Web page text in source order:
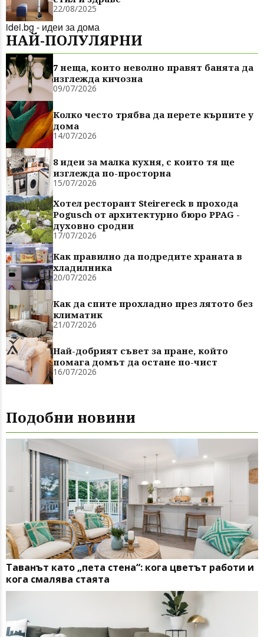
22/08/2025
idei.bg - идеи за дома
НАЙ-ПОЛУЛЯРНИ
7 неща, които неволно правят банята да
изглежда кичозна
09/07/2026
Колко често трябва да перете кърпите у
дома
14/07/2026
8 идеи за малка кухня, с които тя ще
изглежда по-просторна
15/07/2026
Хотел ресторант Steirereck в прохода
Pogusch от архитектурно бюро PPAG -
духовно сродни
17/07/2026
Как правилно да подредите храната в
хладилника
20/07/2026
Как да спите прохладно през лятото без
климатик
21/07/2026
Най-добрият съвет за пране, който
помага домът да остане по-чист
16/07/2026
Подобни новини
Таванът като „пета стена“: кога цветът работи и
кога смалява стаята